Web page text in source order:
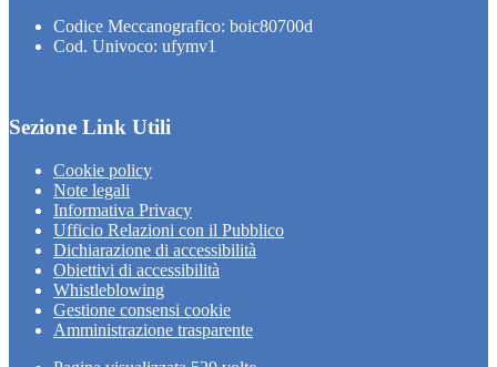
Codice Meccanografico: boic80700d
Cod. Univoco: ufymv1
Sezione Link Utili
Cookie policy
Note legali
Informativa Privacy
Ufficio Relazioni con il Pubblico
Dichiarazione di accessibilità
Obiettivi di accessibilità
Whistleblowing
Gestione consensi cookie
Amministrazione trasparente